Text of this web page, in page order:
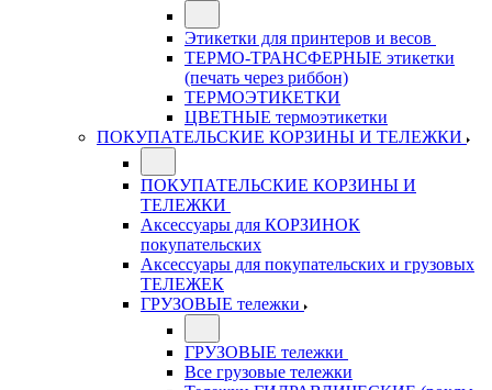
Этикетки для принтеров и весов
ТЕРМО-ТРАНСФЕРНЫЕ этикетки
(печать через риббон)
ТЕРМОЭТИКЕТКИ
ЦВЕТНЫЕ термоэтикетки
ПОКУПАТЕЛЬСКИЕ КОРЗИНЫ И ТЕЛЕЖКИ
ПОКУПАТЕЛЬСКИЕ КОРЗИНЫ И
ТЕЛЕЖКИ
Аксессуары для КОРЗИНОК
покупательских
Аксессуары для покупательских и грузовых
ТЕЛЕЖЕК
ГРУЗОВЫЕ тележки
ГРУЗОВЫЕ тележки
Все грузовые тележки